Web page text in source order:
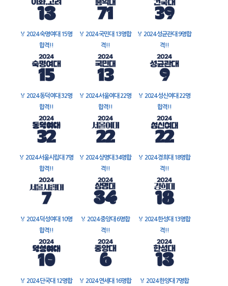
🏅 2024 숙명여대 15명
합격!!
🏅 2024 국민대 13명합
격!!
🏅 2024 성균관대 9명합
격!!
🏅 2024 동덕여대 32명
합격!!
🏅 2024 서울여대 22명
합격!!
🏅 2024 성신여대 22명
합격!!
🏅 2024 서울시립대 7명
합격!!
🏅 2024 상명대 34명합
격!!
🏅 2024 경희대 18명합
격!!
🏅 2024 덕성여대 10명
합격!!
🏅 2024 중앙대 6명합
격!!
🏅 2024 한성대 13명합
격!!
🏅 2024 단국대 12명합
🏅 2024 연세대 16명합
🏅 2024 한양대 7명합